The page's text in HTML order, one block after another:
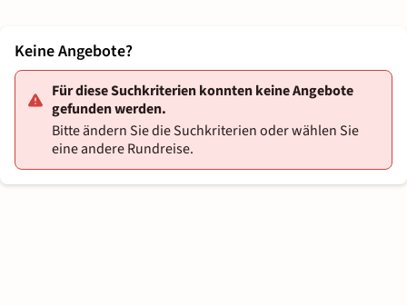
Keine Angebote?
Für diese Suchkriterien konnten keine Angebote
gefunden werden.
Bitte ändern Sie die Suchkriterien oder wählen Sie
eine andere Rundreise.